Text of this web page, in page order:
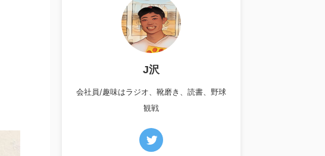
J沢
会社員/趣味はラジオ、靴磨き、読書、野球
観戦